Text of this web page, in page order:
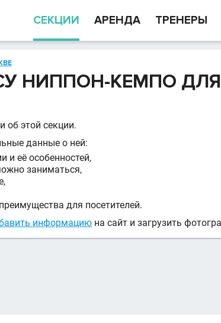
СЕКЦИИ АРЕНДА ТРЕНЕРЫ
НИППОН-КЕМПО ДЛЯ
об этой секции.
данные о ней:
и её особенностей,
заниматься,
для посетителей.
информацию на сайт и загрузить